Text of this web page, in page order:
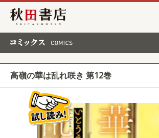
秋田書店
高嶺の華は乱れ咲き 第12巻